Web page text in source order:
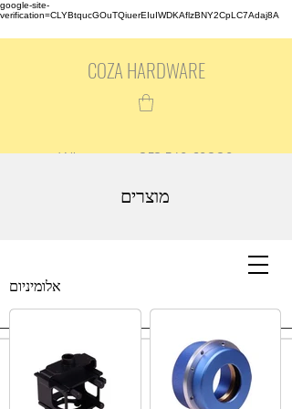
google-site-
verification=CLYBtqucGOuTQiuerEIuIWDKAflzBNY2CpLC7Adaj8A
COZA HARDWARE
Whatsapp:+852 549 69889
Inquiry Email: cozavictora@qq.com
מוצרים
אלומיניום